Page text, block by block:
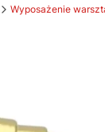
Wyposażenie